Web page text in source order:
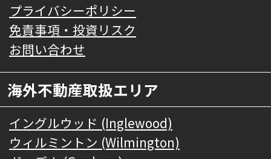
プライバシーポリシー
免責事項・投資リスク
お問い合わせ
海外不動産取扱エリア
イングルウッド (Inglewood)
ウィルミントン (Wilmington)